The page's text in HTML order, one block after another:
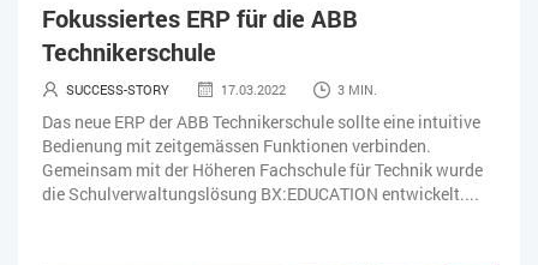
Fokussiertes ERP für die ABB
Technikerschule
SUCCESS-STORY 17.03.2022 3 MIN.
Das neue ERP der ABB Technikerschule sollte eine intuitive
Bedienung mit zeitgemässen Funktionen verbinden.
Gemeinsam mit der Höheren Fachschule für Technik wurde
die Schulverwaltungslösung BX:EDUCATION entwickelt....